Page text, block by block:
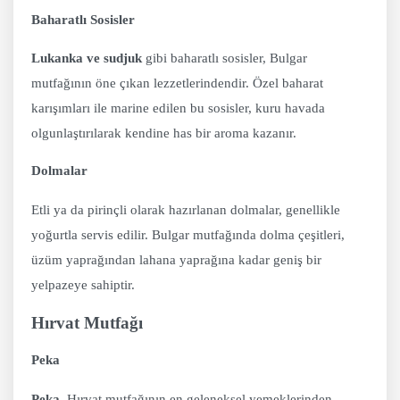
Baharatlı Sosisler
Lukanka ve sudjukgibi baharatlı sosisler, Bulgar
mutfağının öne çıkan lezzetlerindendir. Özel baharat
karışımları ile marine edilen bu sosisler, kuru havada
olgunlaştırılarak kendine has bir aroma kazanır.
Dolmalar
Etli ya da pirinçli olarak hazırlanan dolmalar, genellikle
yoğurtla servis edilir. Bulgar mutfağında dolma çeşitleri,
üzüm yaprağından lahana yaprağına kadar geniş bir
yelpazeye sahiptir.
Hırvat Mutfağı
Peka